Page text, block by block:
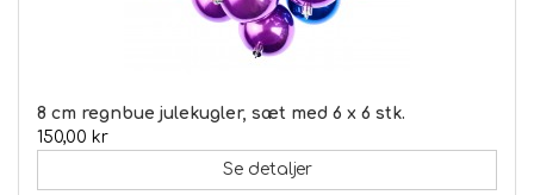
8 cm regnbue julekugler, sæt med 6 x 6 stk.
150,00 kr
Se detaljer